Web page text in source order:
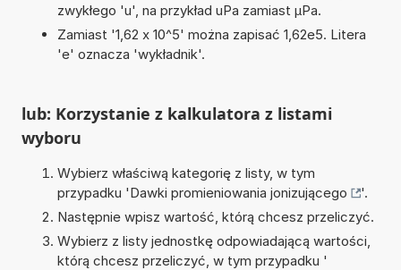
zwykłego 'u', na przykład uPa zamiast µPa.
Zamiast '1,62 x 10^5' można zapisać 1,62e5. Litera
'e' oznacza 'wykładnik'.
lub: Korzystanie z kalkulatora z listami
wyboru
Wybierz właściwą kategorię z listy, w tym
przypadku 'Dawki promieniowania jonizującego
'.
Następnie wpisz wartość, którą chcesz przeliczyć.
Wybierz z listy jednostkę odpowiadającą wartości,
którą chcesz przeliczyć, w tym przypadku '